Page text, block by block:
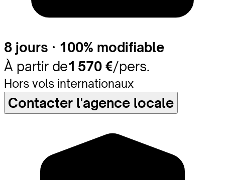
8 jours · 100% modifiable
À partir de1 570 €/pers.
Hors vols internationaux
Contacter l'agence locale